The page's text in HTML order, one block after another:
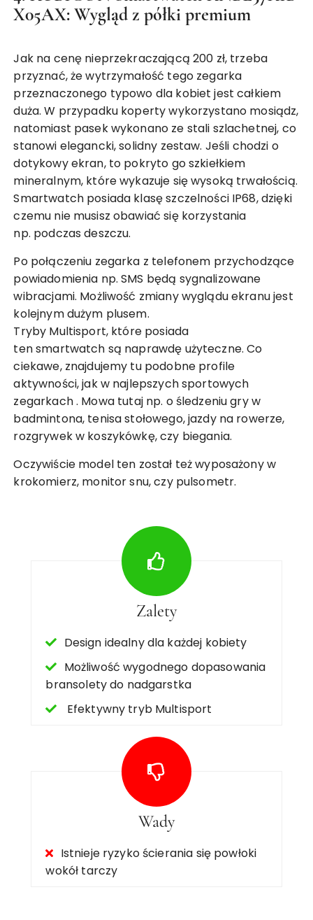
X05AX: Wygląd z półki premium
Jak na cenę nieprzekraczającą 200 zł, trzeba
przyznać, że wytrzymałość tego zegarka
przeznaczonego typowo dla kobiet jest całkiem
duża. W przypadku koperty wykorzystano mosiądz,
natomiast pasek wykonano ze stali szlachetnej, co
stanowi elegancki, solidny zestaw. Jeśli chodzi o
dotykowy ekran, to pokryto go szkiełkiem
mineralnym, które wykazuje się wysoką trwałością.
Smartwatch posiada klasę szczelności IP68, dzięki
czemu nie musisz obawiać się korzystania
np. podczas deszczu.
Po połączeniu zegarka z telefonem przychodzące
powiadomienia np. SMS będą sygnalizowane
wibracjami. Możliwość zmiany wyglądu ekranu jest
kolejnym dużym plusem.
Tryby Multisport, które posiada
ten smartwatch są naprawdę użyteczne. Co
ciekawe, znajdujemy tu podobne profile
aktywności, jak w najlepszych sportowych
zegarkach. Mowa tutaj np. o śledzeniu gry w
badmintona, tenisa stołowego, jazdy na rowerze,
rozgrywek w koszykówkę, czy biegania.
Oczywiście model ten został też wyposażony w
krokomierz, monitor snu, czy pulsometr.
Zalety
Design idealny dla każdej kobiety
Możliwość wygodnego dopasowania
bransolety do nadgarstka
Efektywny tryb Multisport
Wady
Istnieje ryzyko ścierania się powłoki
wokół tarczy